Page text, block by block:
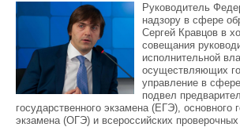
Руководитель
надзору в сфере
Сергей Кравцов в
совещания
исполнительной
осуществляющих
управление в
подвел
государственного экзамена (ЕГЭ), основного
экзамена (ОГЭ) и всероссийских проверочных